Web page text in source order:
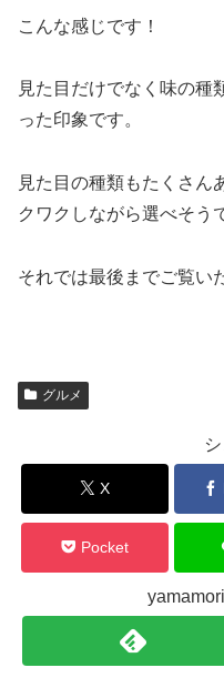
こんな感じです！
見た目だけでなく味の種
った印象です。
見た目の種類もたくさん
クワクしながら選べそう
それでは最後までご覧い
グルメ
X
Pocket